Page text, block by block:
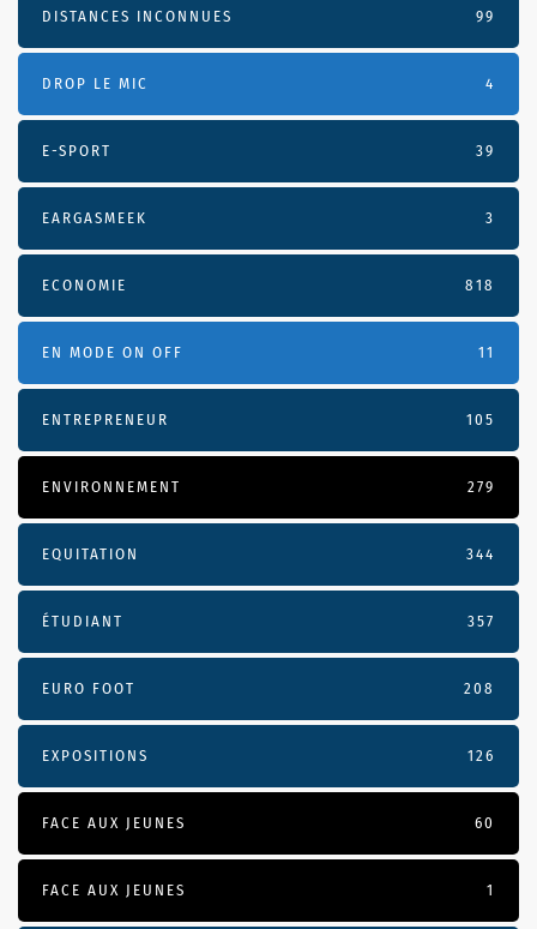
DISTANCES INCONNUES 99
DROP LE MIC 4
E-SPORT 39
EARGASMEEK 3
ECONOMIE 818
EN MODE ON OFF 11
ENTREPRENEUR 105
ENVIRONNEMENT 279
EQUITATION 344
ÉTUDIANT 357
EURO FOOT 208
EXPOSITIONS 126
FACE AUX JEUNES 60
FACE AUX JEUNES 1